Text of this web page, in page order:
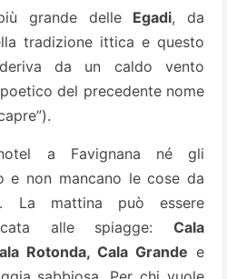
grande delle Egadi, da
tradizione ittica e questo
da un caldo vento
del precedente nome
a Favignana né gli
e non mancano le cose da
La mattina può essere
alle spiagge: Cala
Rotonda, Cala Grande e